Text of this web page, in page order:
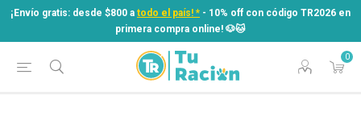
¡Envío gratis: desde $800 a todo el país! * - 10% off con código TR2026 en
primera compra online! ​🐶​🐱
0
¡Envío gratis: desde $800 atodo el país! *
- 10% off con código TR2026 en
primera compra online! ​🐶​🐱